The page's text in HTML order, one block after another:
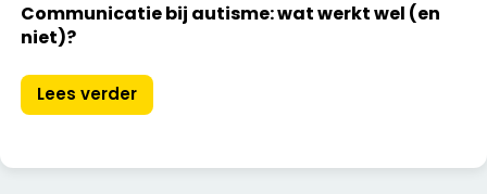
Communicatie bij autisme: wat werkt wel (en
niet)?
Lees verder